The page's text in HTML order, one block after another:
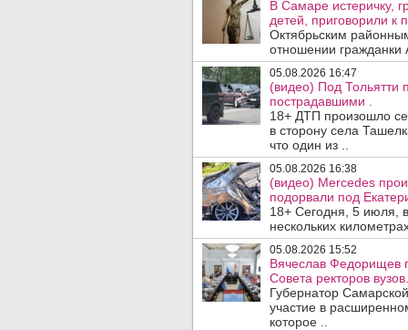
В Самаре истеричку,
детей, приговорили к
Октябрьским
отношении гражданки
05.08.2026 16:47
(видео) Под Тольятти
пострадавшими .
18+ ДТП произошло
в сторону села
что один из ..
05.08.2026 16:38
(видео) Mercedes
подорвали под
18+ Сегодня, 5 июля,
нескольких
05.08.2026 15:52
Вячеслав Федорищев
Совета ректоров вузов.
Губернатор
участие в
которое ..